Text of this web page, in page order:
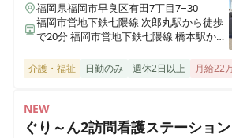
医療施設型ホスピス 医心館瑞江
岩手県一関市八幡町2-43 （社団医療法人西城病院）
福岡県福岡市早良区有田7丁目7−30
福岡市営地下鉄七隈線 次郎丸駅から徒歩
で20分 福岡市営地下鉄七隈線 橋本駅から
介護・福祉 日勤のみ 週休2日以上 月給22
NEW
ぐり～ん2訪問看護ステーショ